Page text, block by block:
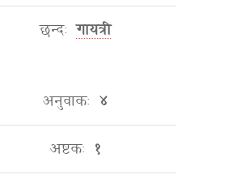
छन्दः गायत्री
अनुवाकः ४
अष्टकः १